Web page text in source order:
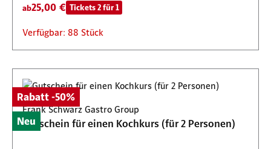
ab25,00 € Tickets 2 für 1
Verfügbar: 88 Stück
Rabatt -50%
Neu
Frank Schwarz Gastro Group
Gutschein für einen Kochkurs (für 2 Personen)